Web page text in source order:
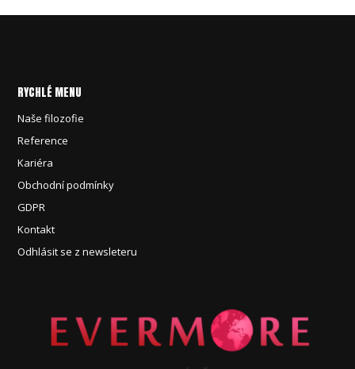
RYCHLÉ MENU
Naše filozofie
Reference
Kariéra
Obchodní podmínky
GDPR
Kontakt
Odhlásit se z newsleteru